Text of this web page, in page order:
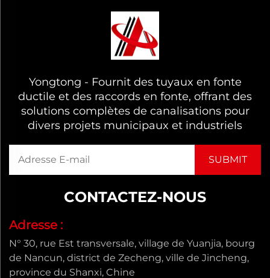
Yongtong - Fournit des tuyaux en fonte
ductile et des raccords en fonte, offrant des
solutions complètes de canalisations pour
divers projets municipaux et industriels
CONTACTEZ-NOUS
Adresse :
N° 30, rue Est transversale, village de Yuanjia, bourg
de Nancun, district de Zecheng, ville de Jincheng,
province du Shanxi, Chine